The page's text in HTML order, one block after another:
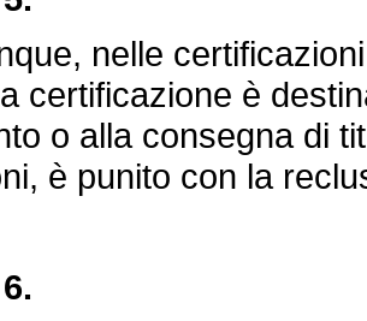
nelle
certificazione è
o alla consegna di
è punito con la